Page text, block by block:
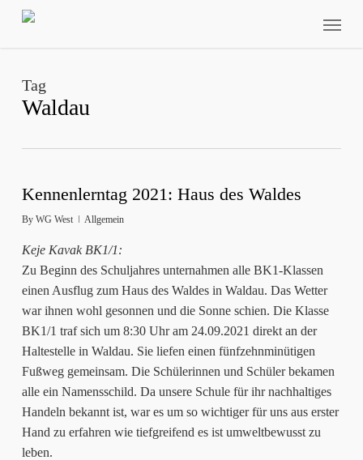
Skip
Tag
Waldau
Kennenlerntag 2021: Haus des Waldes
By WG West Allgemein
Keje Kavak BK1/1:
Zu Beginn des Schuljahres unternahmen alle BK1-Klassen
einen Ausflug zum Haus des Waldes in Waldau. Das Wetter
war ihnen wohl gesonnen und die Sonne schien. Die Klasse
BK1/1 traf sich um 8:30 Uhr am 24.09.2021 direkt an der
Haltestelle in Waldau. Sie liefen einen fünfzehnminütigen
Fußweg gemeinsam. Die Schülerinnen und Schüler bekamen
alle ein Namensschild. Da unsere Schule für ihr nachhaltiges
Handeln bekannt ist, war es um so wichtiger für uns aus erster
Hand zu erfahren wie tiefgreifend es ist umweltbewusst zu
leben.